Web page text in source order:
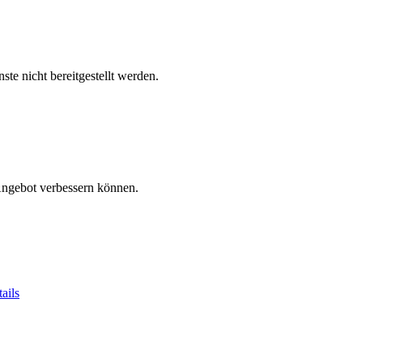
nicht bereitgestellt werden.
verbessern können.